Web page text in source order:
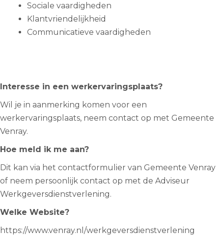
Sociale vaardigheden
Klantvriendelijkheid
Communicatieve vaardigheden
Interesse in een werkervaringsplaats?
Wil je in aanmerking komen voor een
werkervaringsplaats, neem contact op met Gemeente
Venray.
Hoe meld ik me aan?
Dit kan via het contactformulier van Gemeente Venray
of neem persoonlijk contact op met de Adviseur
Werkgeversdienstverlening.
Welke Website?
https://www.venray.nl/werkgeversdienstverlening